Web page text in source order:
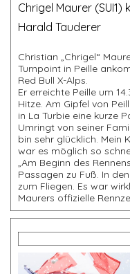
Chrigel Maurer
Harald Tauderer
Christian „Chrigel“
Turnpoint in Peille
Red Bull X-Alps.
Er erreichte Peille um
Hitze. Am Gipfel von
in La Turbie eine kurze
Umringt von seiner
bin sehr glücklich. Mein
war es möglich so
„Am Beginn des
Passagen zu Fuß. In
zum Fliegen. Es war
Maurers offizielle